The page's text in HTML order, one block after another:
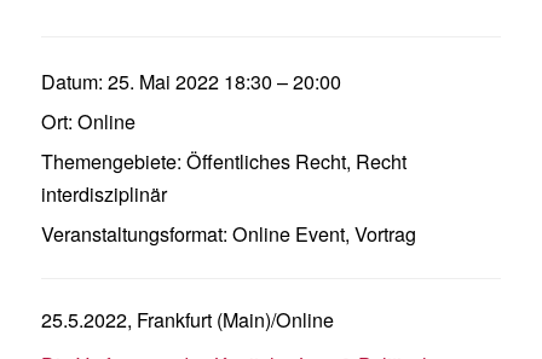
Datum: 25. Mai 2022 18:30–20:00
Ort: Online
Themengebiete: Öffentliches Recht, Recht
interdisziplinär
Veranstaltungsformat: Online Event, Vortrag
25.5.2022, Frankfurt (Main)/Online